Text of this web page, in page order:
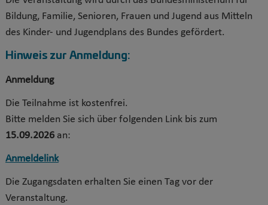
Bildung, Familie, Senioren, Frauen und Jugend aus Mitteln
des Kinder- und Jugendplans des Bundes gefördert.
Hinweis zur Anmeldung:
Anmeldung
Die Teilnahme ist kostenfrei.
Bitte melden Sie sich über folgenden Link bis zum
15.09.2026 an:
Anmeldelink
Die Zugangsdaten erhalten Sie einen Tag vor der
Veranstaltung.